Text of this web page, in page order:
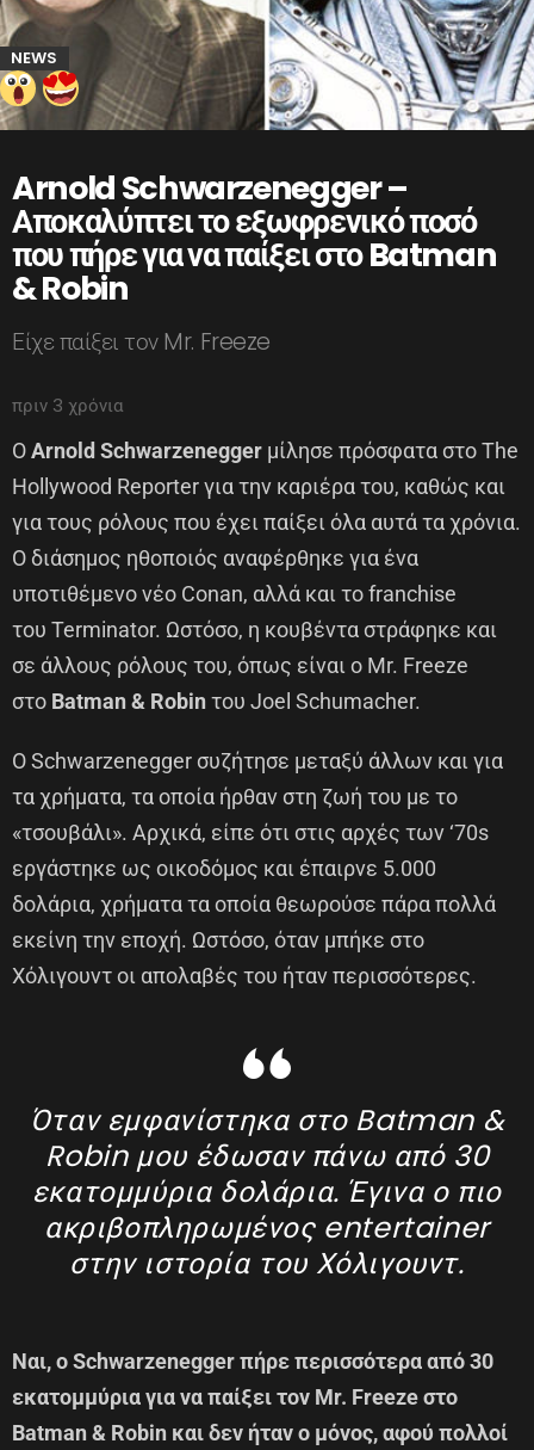
NEWS
Arnold Schwarzenegger –
Αποκαλύπτει το εξωφρενικό ποσό
που πήρε για να παίξει στο Batman
& Robin
Είχε παίξει τον Mr. Freeze
πριν 3 χρόνια
ΟArnold Schwarzenegger μίλησε πρόσφατα στο The
Hollywood Reporter για την καριέρα του, καθώς και
για τους ρόλους που έχει παίξει όλα αυτά τα χρόνια.
Ο διάσημος ηθοποιός αναφέρθηκε για ένα
υποτιθέμενο νέο Conan, αλλά και το franchise
του Terminator. Ωστόσο, η κουβέντα στράφηκε και
σε άλλους ρόλους του, όπως είναι ο Mr. Freeze
στο Batman & Robinτου Joel Schumacher.
Ο Schwarzenegger συζήτησε μεταξύ άλλων και για
τα χρήματα, τα οποία ήρθαν στη ζωή του με το
«τσουβάλι». Αρχικά, είπε ότι στις αρχές των ‘70s
εργάστηκε ως οικοδόμος και έπαιρνε 5.000
δολάρια, χρήματα τα οποία θεωρούσε πάρα πολλά
εκείνη την εποχή. Ωστόσο, όταν μπήκε στο
Χόλιγουντ οι απολαβές του ήταν περισσότερες.
Όταν εμφανίστηκα στο Batman &
Robin μου έδωσαν πάνω από 30
εκατομμύρια δολάρια. Έγινα ο πιο
ακριβοπληρωμένος entertainer
στην ιστορία του Χόλιγουντ.
Ναι, ο Schwarzenegger πήρε περισσότερα από 30
εκατομμύρια για να παίξει τον Mr. Freeze στο
Batman & Robin και δεν ήταν ο μόνος, αφού πολλοί